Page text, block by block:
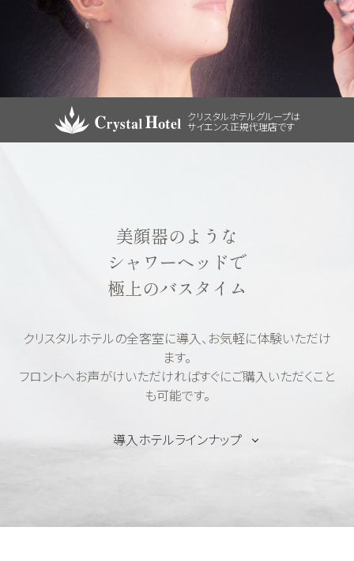
クリスタルホテルグループは
サイエンス正規代理店です
美顔器のような
シャワーヘッドで
極上のバスタイム
クリスタルホテルの全客室に導入、お気軽に体験いただけ
ます。
フロントへお声がけいただければすぐにご購入いただくこと
も可能です。
導入ホテルラインナップ